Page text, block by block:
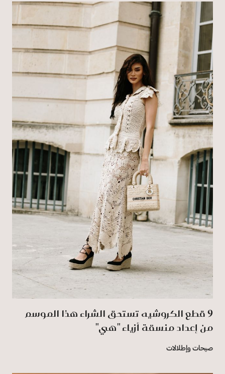
9 قطع الكروشيه تستحق الشراء هذا الموسم
من إعداد منسقة أزياء "هي"
صيحات وإطلالات